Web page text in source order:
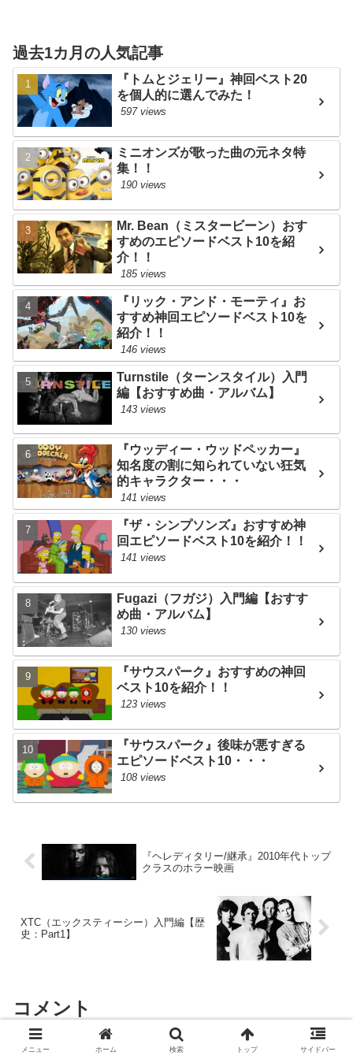
過去1カ月の人気記事
『トムとジェリー』神回ベスト20
を個人的に選んでみた！
597 views
ミニオンズが歌った曲の元ネタ特
集！！
190 views
Mr. Bean（ミスタービーン）おす
すめのエピソードベスト10を紹
介！！
185 views
『リック・アンド・モーティ』お
すすめ神回エピソードベスト10を
紹介！！
146 views
Turnstile（ターンスタイル）入門
編【おすすめ曲・アルバム】
143 views
『ウッディー・ウッドペッカー』
知名度の割に知られていない狂気
的キャラクター・・・
141 views
『ザ・シンプソンズ』おすすめ神
回エピソードベスト10を紹介！！
141 views
Fugazi（フガジ）入門編【おすす
め曲・アルバム】
130 views
『サウスパーク』おすすめの神回
ベスト10を紹介！！
123 views
『サウスパーク』後味が悪すぎる
エピソードベスト10・・・
108 views
『ヘレディタリー/継承』2010年代トップ
クラスのホラー映画
XTC（エックスティーシー）入門編【歴
史：Part1】
コメント
メニュー ホーム 検索 トップ サイドバー